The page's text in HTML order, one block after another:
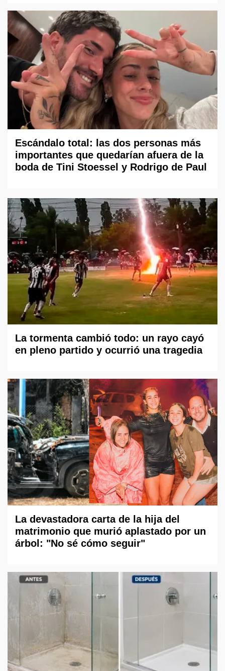
Escándalo total: las dos personas más
importantes que quedarían afuera de la
boda de Tini Stoessel y Rodrigo de Paul
La tormenta cambió todo: un rayo cayó
en pleno partido y ocurrió una tragedia
La devastadora carta de la hija del
matrimonio que murió aplastado por un
árbol: "No sé cómo seguir"